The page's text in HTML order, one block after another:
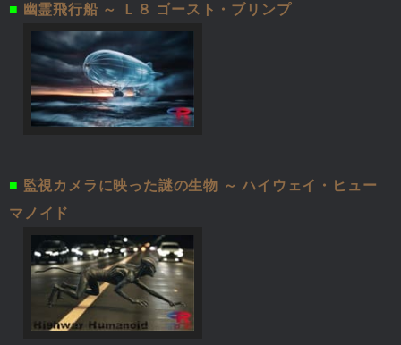
■ 幽霊飛行船 ～ Ｌ８ ゴースト・ブリンプ
■ 監視カメラに映った謎の生物 ～ ハイウェイ・ヒュー
マノイド